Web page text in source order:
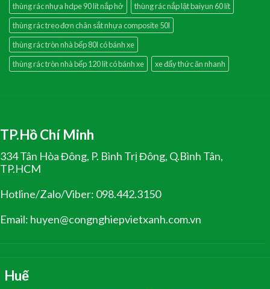
thùng rác nhựa hdpe 90 lít nắp hở
thùng rác nắp lật baiyun 60 lít
thùng rác treo đơn chân sắt nhựa composite 50l
thùng rác tròn nhà bếp 80l có bánh xe
thùng rác tròn nhà bếp 120 lít có bánh xe
xe đẩy thức ăn nhanh
TP.Hồ Chí Minh
334 Tân Hòa Đông, P. Bình Trị Đông, Q.Bình Tân,
TP.HCM
Hotline/Zalo/Viber: 098.442.3150
Email: huyen@congnghiepvietxanh.com.vn
Huế